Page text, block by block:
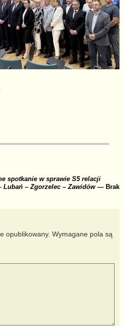
spotkanie w sprawie S5 relacji
Lubań – Zgorzelec – Zawidów— Brak
opublikowany. Wymagane pola są